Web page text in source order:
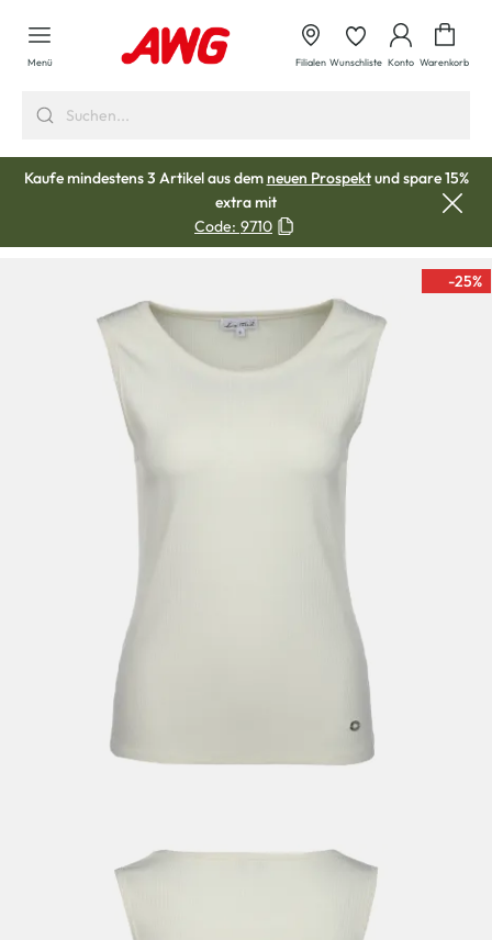
springen
Menü Filialen Wunschliste Konto Warenkorb
Kaufe mindestens 3 Artikel aus demneuen Prospektund spare 15%
extra mit
Code: 9710
-25%